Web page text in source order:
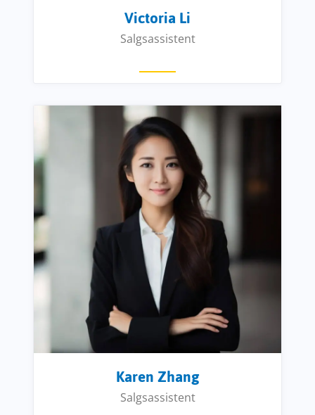
Victoria Li
Salgsassistent
Karen Zhang
Salgsassistent